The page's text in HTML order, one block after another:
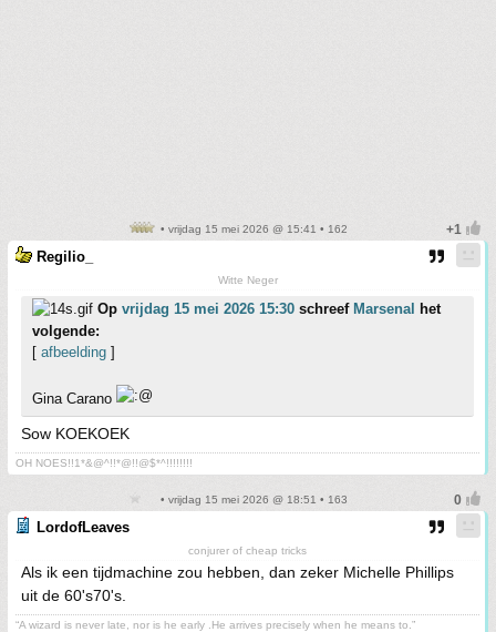
• vrijdag 15 mei 2026 @ 15:41 • 162
Regilio_
Witte Neger
Op vrijdag 15 mei 2026 15:30 schreef Marsenal het
volgende:
[ afbeelding ]
Gina Carano
Sow KOEKOEK
OH NOES!!1*&@^!!*@!!@$*^!!!!!!!!
• vrijdag 15 mei 2026 @ 18:51 • 163
LordofLeaves
conjurer of cheap tricks
Als ik een tijdmachine zou hebben, dan zeker Michelle Phillips
uit de 60's70's.
“A wizard is never late, nor is he early .He arrives precisely when he means to.”